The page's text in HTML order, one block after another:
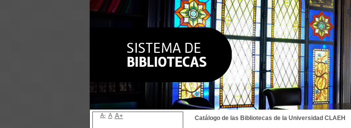
Catálogo de las Bibliotecas de la Universidad CLAEH
A- A A+